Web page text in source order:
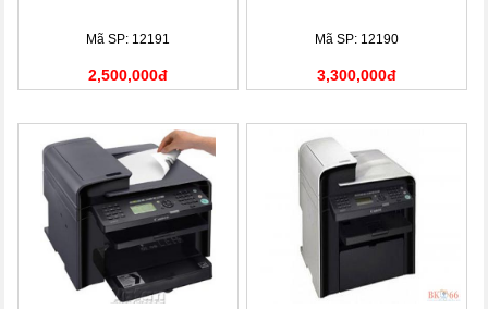
Mã SP: 12191
2,500,000đ
Mã SP: 12190
3,300,000đ